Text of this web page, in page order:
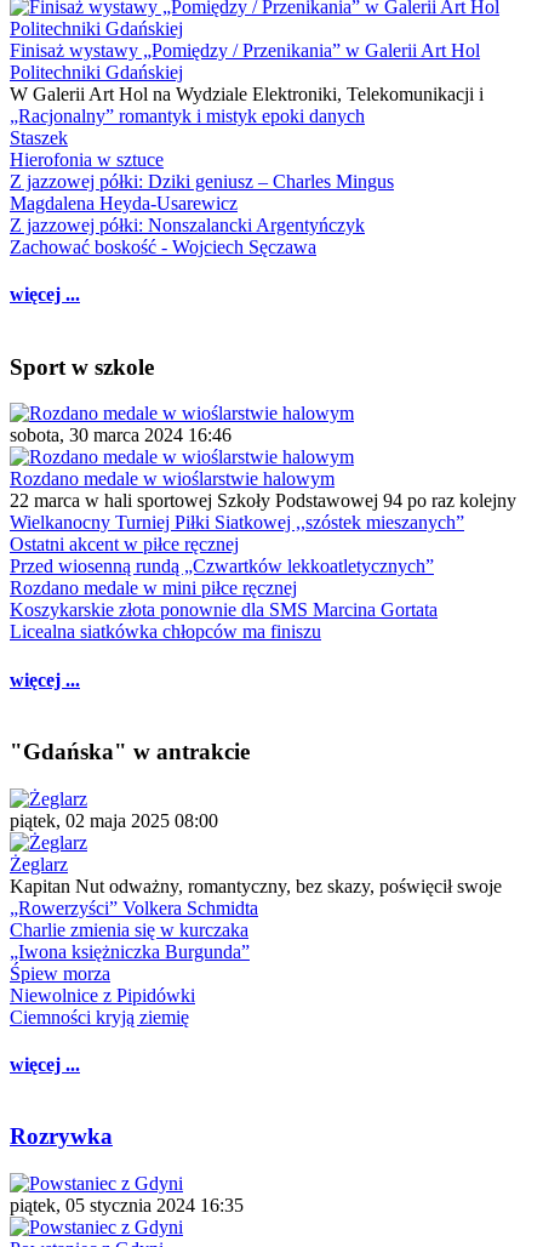
Finisaż wystawy „Pomiędzy / Przenikania” w Galerii Art Hol
Politechniki Gdańskiej
W Galerii Art Hol na Wydziale Elektroniki, Telekomunikacji i
„Racjonalny” romantyk i mistyk epoki danych
Staszek
Hierofonia w sztuce
Z jazzowej półki: Dziki geniusz – Charles Mingus
Magdalena Heyda-Usarewicz
Z jazzowej półki: Nonszalancki Argentyńczyk
Zachować boskość - Wojciech Sęczawa
więcej ...
Sport w szkole
sobota, 30 marca 2024 16:46
Rozdano medale w wioślarstwie halowym
22 marca w hali sportowej Szkoły Podstawowej 94 po raz kolejny
Wielkanocny Turniej Piłki Siatkowej ,,szóstek mieszanych”
Ostatni akcent w piłce ręcznej
Przed wiosenną rundą „Czwartków lekkoatletycznych”
Rozdano medale w mini piłce ręcznej
Koszykarskie złota ponownie dla SMS Marcina Gortata
Licealna siatkówka chłopców ma finiszu
więcej ...
"Gdańska" w antrakcie
piątek, 02 maja 2025 08:00
Żeglarz
Kapitan Nut odważny, romantyczny, bez skazy, poświęcił swoje
„Rowerzyści” Volkera Schmidta
Charlie zmienia się w kurczaka
„Iwona księżniczka Burgunda”
Śpiew morza
Niewolnice z Pipidówki
Ciemności kryją ziemię
więcej ...
Rozrywka
piątek, 05 stycznia 2024 16:35